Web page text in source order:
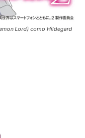
Lord) como Hildegard